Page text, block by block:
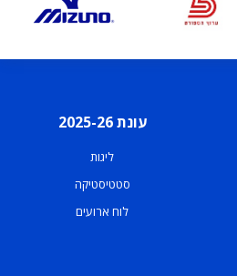
עונת 2025-26
ליגות
סטטיסטיקה
לוח ארועים